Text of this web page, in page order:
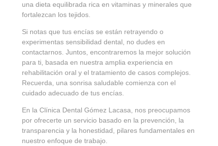
una dieta equilibrada rica en vitaminas y minerales que
fortalezcan los tejidos.
Si notas que tus encías se están retrayendo o
experimentas sensibilidad dental, no dudes en
contactarnos. Juntos, encontraremos la mejor solución
para ti, basada en nuestra amplia experiencia en
rehabilitación oral y el tratamiento de casos complejos.
Recuerda, una sonrisa saludable comienza con el
cuidado adecuado de tus encías.
En la Clínica Dental Gómez Lacasa, nos preocupamos
por ofrecerte un servicio basado en la prevención, la
transparencia y la honestidad, pilares fundamentales en
nuestro enfoque de trabajo.